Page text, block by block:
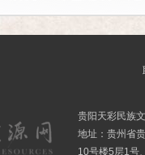
贵阳天彩民族
地址：贵州省
10号楼5层1号